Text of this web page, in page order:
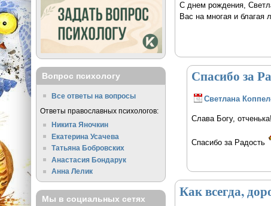
С днем рождения,
Вас на многая и благая
Спасибо за
Светлана
Слава Богу,
Спасибо за Радость
Как всегда,
Вопрос психологу
Все ответы на вопросы
Ответы православных психологов:
Никита Яночкин
Екатерина Усачева
Татьяна Бобровских
Анастасия Бондарук
Анна Лелик
Мы в социальных сетях